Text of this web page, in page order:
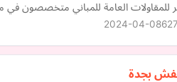
العامة للمباني متخصصون في
2024-04-08
بجدة